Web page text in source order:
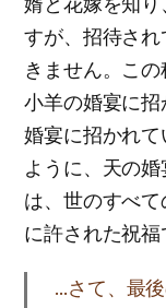
すが、招待さ
きません。この
小羊の婚宴に
婚宴に招かれ
ように、天の
は、世のすべ
に許された祝福
…さて、最